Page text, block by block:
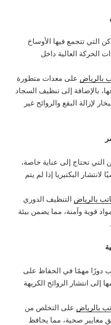
التي تتجمع فيها الأوساخ
الحركة العالية داخل
بالرياض على معدات متطورة
بالإضافة إلى تنظيف السجاد
لإزالة البقع والروائح غير
التي تحتاج إلى عناية خاصة،
البكتيريا إذا لم يتم
بالرياض التنظيف الدوري
قوية وآمنة، مما يضمن بيئة
دورًا مهمًا في الحفاظ على
إلى انتشار الروائح الكريهة
بالرياض على التخلص من
معايير صحية، مما يحافظ